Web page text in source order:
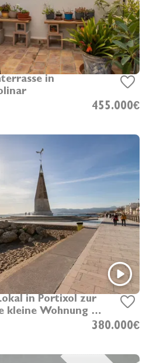
in
455.000€
in Portixol zur
kleine Wohnung zu
380.000€